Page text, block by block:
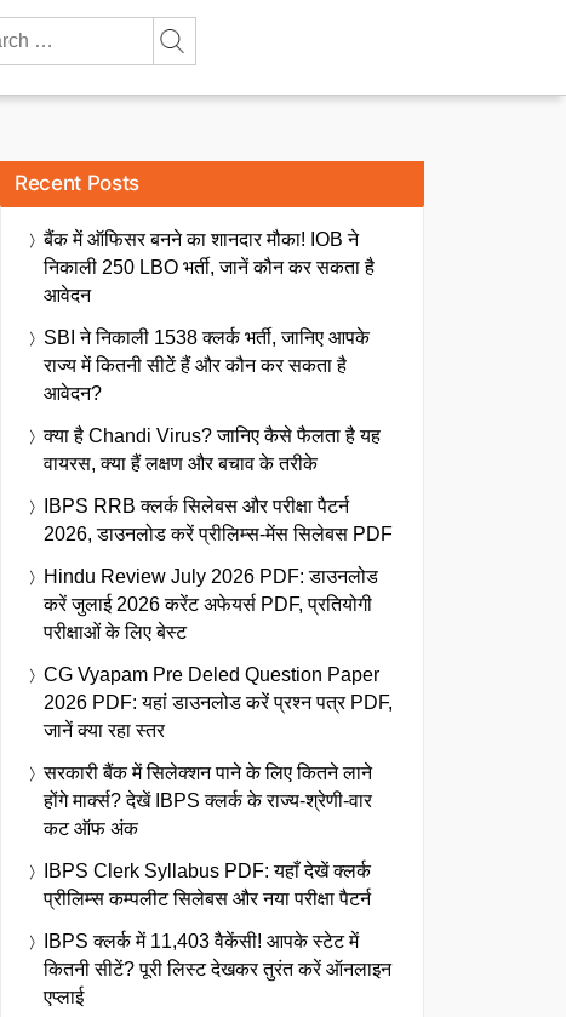
Recent Posts
बैंक में ऑफिसर बनने का शानदार मौका! IOB ने
निकाली 250 LBO भर्ती, जानें कौन कर सकता है
आवेदन
SBI ने निकाली 1538 क्लर्क भर्ती, जानिए आपके
राज्य में कितनी सीटें हैं और कौन कर सकता है
आवेदन?
क्या है Chandi Virus? जानिए कैसे फैलता है यह
वायरस, क्या हैं लक्षण और बचाव के तरीके
IBPS RRB क्लर्क सिलेबस और परीक्षा पैटर्न
2026, डाउनलोड करें प्रीलिम्स-मेंस सिलेबस PDF
Hindu Review July 2026 PDF: डाउनलोड
करें जुलाई 2026 करेंट अफेयर्स PDF, प्रतियोगी
परीक्षाओं के लिए बेस्ट
CG Vyapam Pre Deled Question Paper
2026 PDF: यहां डाउनलोड करें प्रश्न पत्र PDF,
जानें क्या रहा स्तर
सरकारी बैंक में सिलेक्शन पाने के लिए कितने लाने
होंगे मार्क्स? देखें IBPS क्लर्क के राज्य-श्रेणी-वार
कट ऑफ अंक
IBPS Clerk Syllabus PDF: यहाँ देखें क्लर्क
प्रीलिम्स कम्पलीट सिलेबस और नया परीक्षा पैटर्न
IBPS क्लर्क में 11,403 वैकेंसी! आपके स्टेट में
कितनी सीटें? पूरी लिस्ट देखकर तुरंत करें ऑनलाइन
एप्लाई